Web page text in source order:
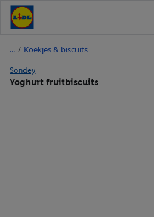
/ Koekjes & biscuits
Sondey
Yoghurt fruitbiscuits